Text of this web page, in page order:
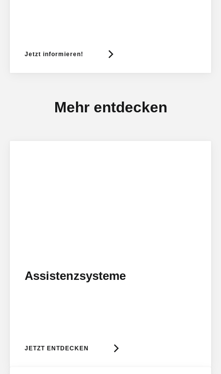
Jetzt informieren!
Mehr entdecken
Assistenzsysteme
JETZT ENTDECKEN